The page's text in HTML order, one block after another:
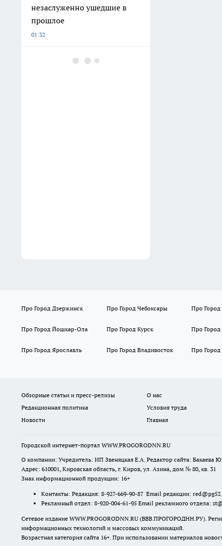
незаслуженно ушедшие в
прошлое
01:32
Нижегородский физик
Про Город Дзержинск Про Город Чебоксары Про Город
Про Город Йошкар-Ола Про Город Курск Про
Про Город Ярославль Про Город Владивосток Про Город
Обзорные статьи и пресс-релизы
О нас
Редакционная политика
Условия труда
Новости
Главная
Городской интернет-портал WWW.PROGORODNN.RU
О компании: Учредитель: ИП Звеняцкая Е.А. Редактор сайта: Бакаева
Адрес: 610001, Кировская область, г. Киров, ул. Азина, дом № 80, кв. 31
Знак информационной продукции: 16+
Контакты: Редакция: 8-927-669-90-87 Email редакции:
Рекламный отдел: 8-920-004-61-95 Email рекламного отдела:
Сетевое издание WWW.PROGORODNN.RU (ВВВ.ПРОГОРОДНН.РУ).
информационных технологий и массовых коммуникаций.
Возрастная категория сайта 16+. При использовании материалов